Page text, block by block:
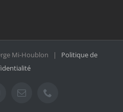
Mi-Houblon | Politique de
InstagramEmail